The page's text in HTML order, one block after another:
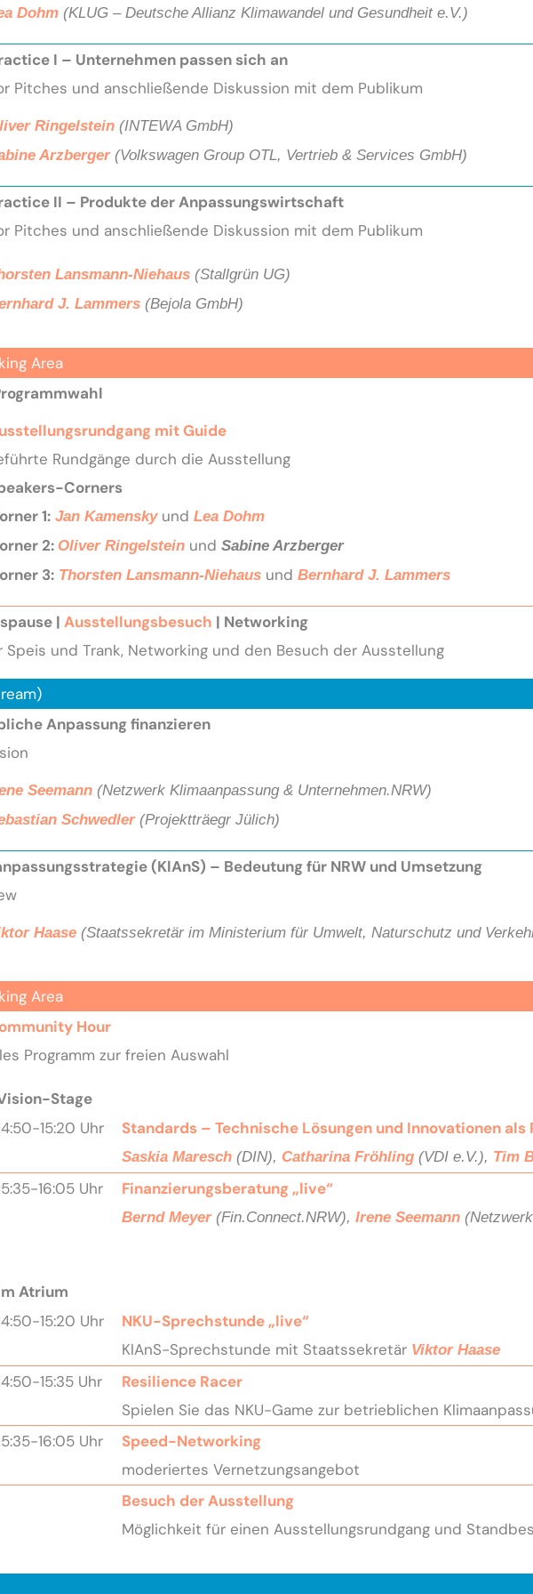
Dohm(KLUG – Deutsche Allianz Klimawandel und Gesundheit e.V.)
I – Unternehmen passen sich an
Pitches und anschließende Diskussion mit dem Publikum
Ringelstein(INTEWA GmbH)
Arzberger(Volkswagen Group OTL, Vertrieb & Services GmbH)
II – Produkte der Anpassungswirtschaft
Pitches und anschließende Diskussion mit dem Publikum
Lansmann-Niehaus(Stallgrün UG)
J. Lammers(Bejola GmbH)
Area
mit Guide
Rundgänge durch die Ausstellung
Corners
1: Jan Kamenskyund Lea Dohm
2: Oliver Ringelsteinund Sabine Arzberger
3: Thorsten Lansmann-Niehausund Bernhard J. Lammers
| Ausstellungsbesuch | Networking
Speis und Trank, Networking und den Besuch der Ausstellung
Anpassung finanzieren
Seemann(Netzwerk Klimaanpassung & Unternehmen.NRW)
Schwedler(Projektträegr Jülich)
(KlAnS) – Bedeutung für NRW und Umsetzung
Haase(Staatssekretär im Ministerium für Umwelt, Naturschutz und
Area
Hour
Programm zur freien Auswahl
Stage
15:20 Uhr
Standards – Technische Lösungen und Innovationen als
Saskia Maresch(DIN), Catharina Fröhling(VDI e.V.), Tim
16:05 Uhr Finanzierungsberatung „live“
Bernd Meyer(Fin.Connect.NRW), Irene Seemann(Netzwerk
Atrium
15:20 Uhr
NKU-Sprechstunde „live“​
KlAnS-Sprechstunde mit Staatssekretär Viktor Haase
15:35 Uhr
Resilience Racer
Spielen Sie das NKU-Game zur betrieblichen
16:05 Uhr
Speed-Networking
moderiertes Vernetzungsangebot
Besuch der Ausstellung
Möglichkeit für einen Ausstellungsrundgang und